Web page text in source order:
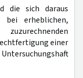
die sich daraus
bei erheblichen,
einer